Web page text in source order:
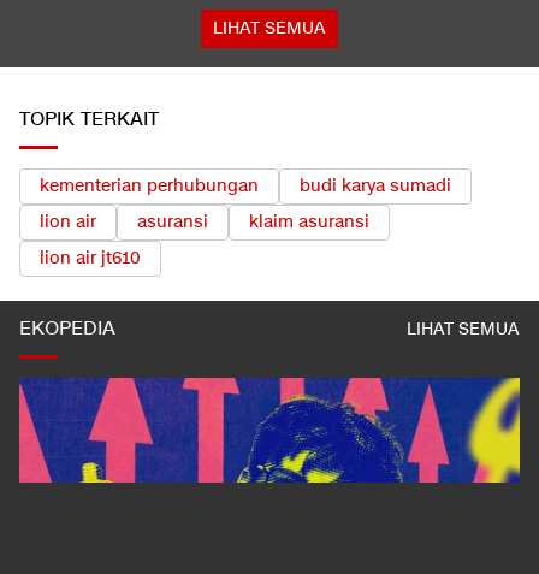
LIHAT SEMUA
TOPIK TERKAIT
kementerian perhubungan
budi karya sumadi
lion air
asuransi
klaim asuransi
lion air jt610
EKOPEDIA LIHAT SEMUA